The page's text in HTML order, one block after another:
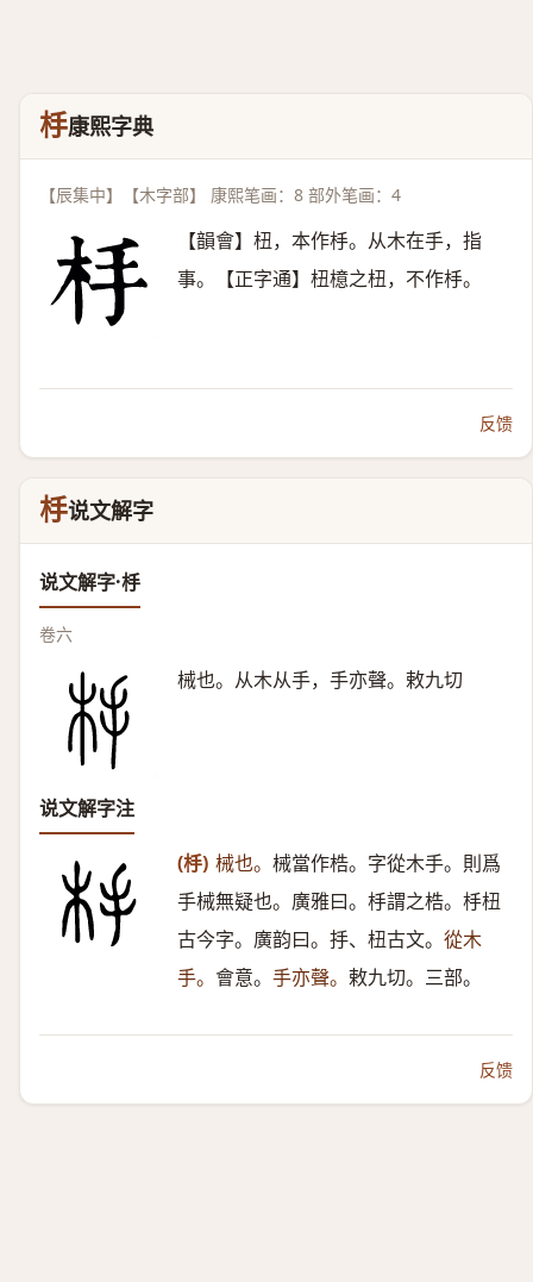
杽康熙字典
【辰集中】【木字部】 康熙笔画：8 部外笔画：4
【韻會】杻，本作杽。从木在手，指
事。【正字通】杻檍之杻，不作杽。
反馈
杽说文解字
说文解字·杽
卷六
械也。从木从手，手亦聲。敕九切
说文解字注
(杽) 械也。 械當作梏。字從木手。則爲
手械無疑也。廣雅曰。杽謂之梏。杽杻
古今字。廣韵曰。抙、杻古文。 從木
手。 會意。 手亦聲。 敕九切。三部。
反馈